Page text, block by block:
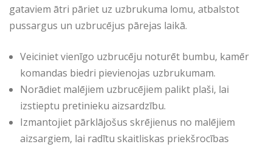
gataviem ātri pāriet uz uzbrukuma lomu, atbalstot
pussargus un uzbrucējus pārejas laikā.
Veiciniet vienīgo uzbrucēju noturēt bumbu, kamēr
komandas biedri pievienojas uzbrukumam.
Norādiet malējiem uzbrucējiem palikt plaši, lai
izstieptu pretinieku aizsardzību.
Izmantojiet pārklājošus skrējienus no malējiem
aizsargiem, lai radītu skaitliskas priekšrocības